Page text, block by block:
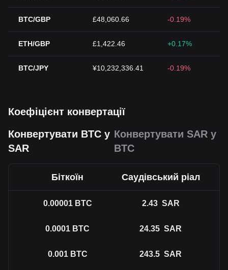
BTC/GBP £48,060.66 -0.19%
ETH/GBP £1,422.46 +0.17%
BTC/JPY ¥10,232,336.41 -0.19%
Коефіцієнт конвертації
Конвертувати BTC у
SAR
Конвертувати SAR у
BTC
Біткоїн Саудівський ріал
0.00001 BTC 2.43 SAR
0.0001 BTC 24.35 SAR
0.001 BTC 243.5 SAR